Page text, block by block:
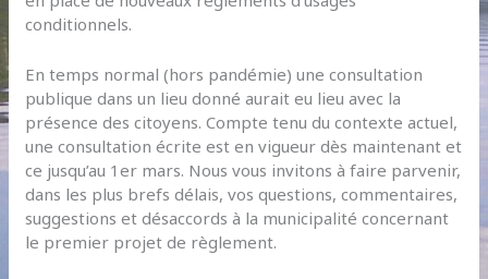
conditionnels.
En temps normal (hors pandémie) une consultation
publique dans un lieu donné aurait eu lieu avec la
présence des citoyens. Compte tenu du contexte actuel,
une consultation écrite est en vigueur dès maintenant et
ce jusqu’au 1er mars. Nous vous invitons à faire parvenir,
dans les plus brefs délais, vos questions, commentaires,
suggestions et désaccords à la municipalité concernant
le premier projet de règlement.